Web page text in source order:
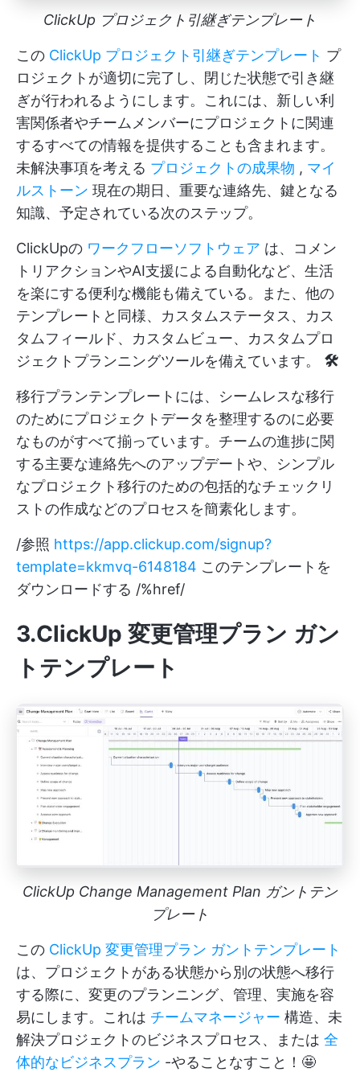
ClickUp プロジェクト引継ぎテンプレート
この ClickUp プロジェクト引継ぎテンプレート プ
ロジェクトが適切に完了し、閉じた状態で引き継
ぎが行われるようにします。これには、新しい利
害関係者やチームメンバーにプロジェクトに関連
するすべての情報を提供することも含まれます。
未解決事項を考える プロジェクトの成果物 , マイ
ルストーン 現在の期日、重要な連絡先、鍵となる
知識、予定されている次のステップ。
ClickUpの ワークフローソフトウェア は、コメン
トリアクションやAI支援による自動化など、生活
を楽にする便利な機能も備えている。また、他の
テンプレートと同様、カスタムステータス、カス
タムフィールド、カスタムビュー、カスタムプロ
ジェクトプランニングツールを備えています。 🛠️
移行プランテンプレートには、シームレスな移行
のためにプロジェクトデータを整理するのに必要
なものがすべて揃っています。チームの進捗に関
する主要な連絡先へのアップデートや、シンプル
なプロジェクト移行のための包括的なチェックリ
ストの作成などのプロセスを簡素化します。
/参照 https://app.clickup.com/signup?
template=kkmvq-6148184 このテンプレートを
ダウンロードする /%href/
3.ClickUp 変更管理プラン ガン
トテンプレート
ClickUp Change Management Plan ガントテン
プレート
この ClickUp 変更管理プラン ガントテンプレート
は、プロジェクトがある状態から別の状態へ移行
する際に、変更のプランニング、管理、実施を容
易にします。これは チームマネージャー 構造、未
解決プロジェクトのビジネスプロセス、または 全
体的なビジネスプラン -やることなすこと！🤩